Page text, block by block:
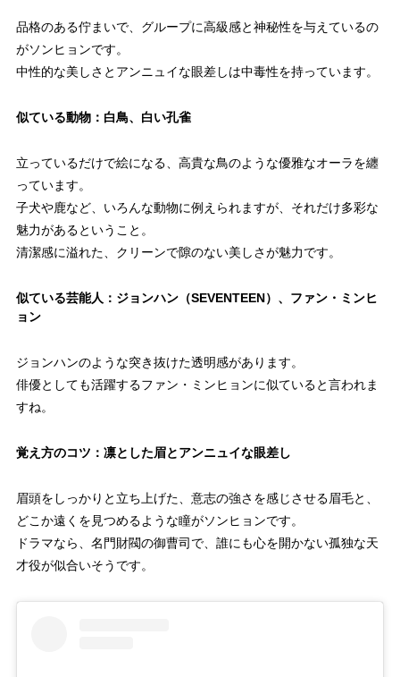
品格のある佇まいで、グループに高級感と神秘性を与えているの
がソンヒョンです。
中性的な美しさとアンニュイな眼差しは中毒性を持っています。
似ている動物：白鳥、白い孔雀
立っているだけで絵になる、高貴な鳥のような優雅なオーラを纏
っています。
子犬や鹿など、いろんな動物に例えられますが、それだけ多彩な
魅力があるということ。
清潔感に溢れた、クリーンで隙のない美しさが魅力です。
似ている芸能人：ジョンハン（SEVENTEEN）、ファン・ミンヒ
ョン
ジョンハンのような突き抜けた透明感があります。
俳優としても活躍するファン・ミンヒョンに似ていると言われま
すね。
覚え方のコツ：凛とした眉とアンニュイな眼差し
眉頭をしっかりと立ち上げた、意志の強さを感じさせる眉毛と、
どこか遠くを見つめるような瞳がソンヒョンです。
ドラマなら、名門財閥の御曹司で、誰にも心を開かない孤独な天
才役が似合いそうです。